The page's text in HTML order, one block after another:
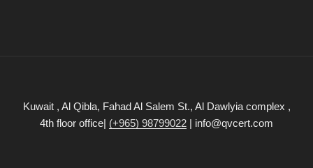
Kuwait , Al Qibla, Fahad Al Salem St., Al Dawlyia complex ,
4th floor office| (+965) 98799022 | info@qvcert.com